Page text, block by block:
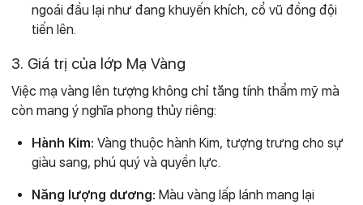
ngoái đầu lại như đang khuyến khích, cổ vũ đồng đội
tiến lên.
3. Giá trị của lớp Mạ Vàng
Việc mạ vàng lên tượng không chỉ tăng tính thẩm mỹ mà
còn mang ý nghĩa phong thủy riêng:
Hành Kim: Vàng thuộc hành Kim, tượng trưng cho sự
giàu sang, phú quý và quyền lực.
Năng lượng dương: Màu vàng lấp lánh mang lại